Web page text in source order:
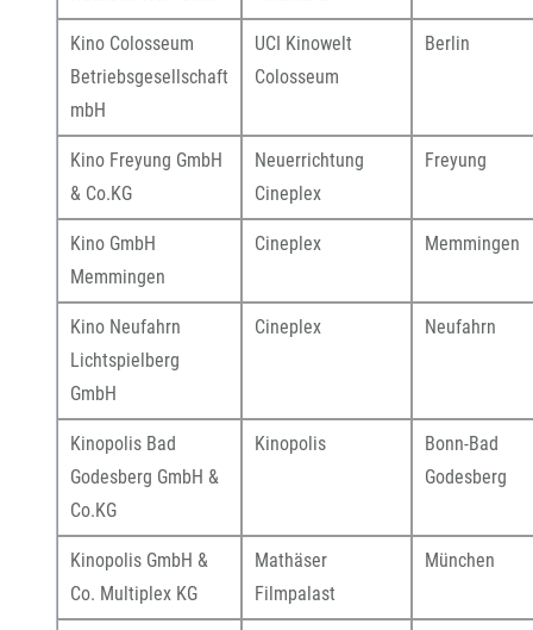
Kino Colosseum
Betriebsgesellschaft
mbH
UCI Kinowelt
Colosseum
Berlin
Kino Freyung GmbH
& Co.KG
Neuerrichtung
Cineplex
Freyung
Kino GmbH
Memmingen
Cineplex Memmingen
Kino Neufahrn
Lichtspielberg
GmbH
Cineplex Neufahrn
Kinopolis Bad
Godesberg GmbH &
Co.KG
Kinopolis
Bonn-Bad
Godesberg
Kinopolis GmbH &
Co. Multiplex KG
Mathäser
Filmpalast
München